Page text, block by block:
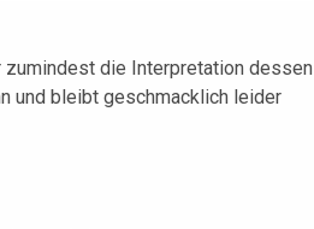
die Interpretation dessen
und bleibt geschmacklich leider